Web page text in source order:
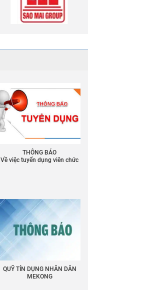
THÔNG BÁO
Về việc tuyển dụng viên chức
QUỸ TÍN DỤNG NHÂN DÂN
MEKONG